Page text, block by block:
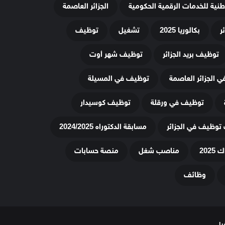
للخدمات الرقمية الحكومية الجزائر العاصمة
بكالوريا 2025 تشغيل توظيف
توظيف بريد الجزائر توظيف شهر أوت
الجزائر العاصمة توظيف في المسيلة
توظيف في ورقلة توظيف كوسيدار
في الجزائر مسابقة الدكتوراه 2024/2025
مناصب شغل منصة حسابات
وظائف